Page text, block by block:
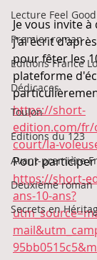
Lecture Feel Good
Premier roman
Editions France
Dédicaces
Toulon
Editions du 123
Avant-première
Deuxième roman
Secrets en
Je vous invite
j'ai écrit
pour fêter les
plateforme
https://short-
edition.com/
court/la-
Pour participer
https://short-
ans-10-ans?